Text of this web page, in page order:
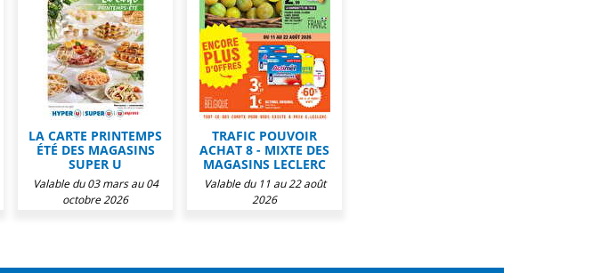
LA CARTE PRINTEMPS
ÉTÉ DES MAGASINS
SUPER U
Valable du 03 mars au 04
octobre 2026
TRAFIC POUVOIR
ACHAT 8 - MIXTE DES
MAGASINS LECLERC
Valable du 11 au 22 août
2026